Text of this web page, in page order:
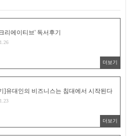
리에이티브' 독서후기
더보기
]유대인의 비즈니스는 침대에서 시작된다
더보기